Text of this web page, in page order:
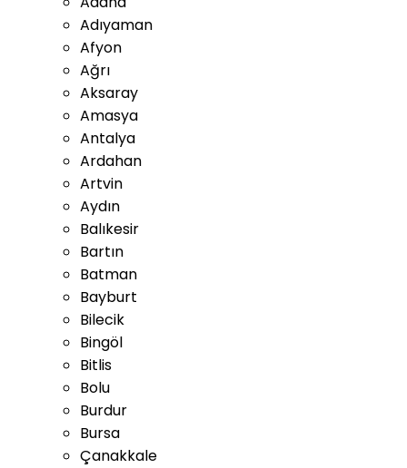
Adıyaman
Afyon
Ağrı
Aksaray
Amasya
Antalya
Ardahan
Artvin
Aydın
Balıkesir
Bartın
Batman
Bayburt
Bilecik
Bingöl
Bitlis
Bolu
Burdur
Bursa
Çanakkale